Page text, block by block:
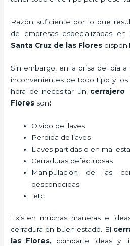
Razón suficiente por lo que
de empresas especializadas
Santa Cruz de las Flores
Sin embargo, en la prisa del día
inconvenientes de todo tipo y los
hora de necesitar un cerrajero
Flores son:
Olvido de llaves
Perdida de llaves
Llaves partidas o en mal
Cerraduras defectuosas
Manipulación de las
desconocidas
etc
Existen muchas maneras e
cerradura en buen estado. El
las Flores, comparte ideas y